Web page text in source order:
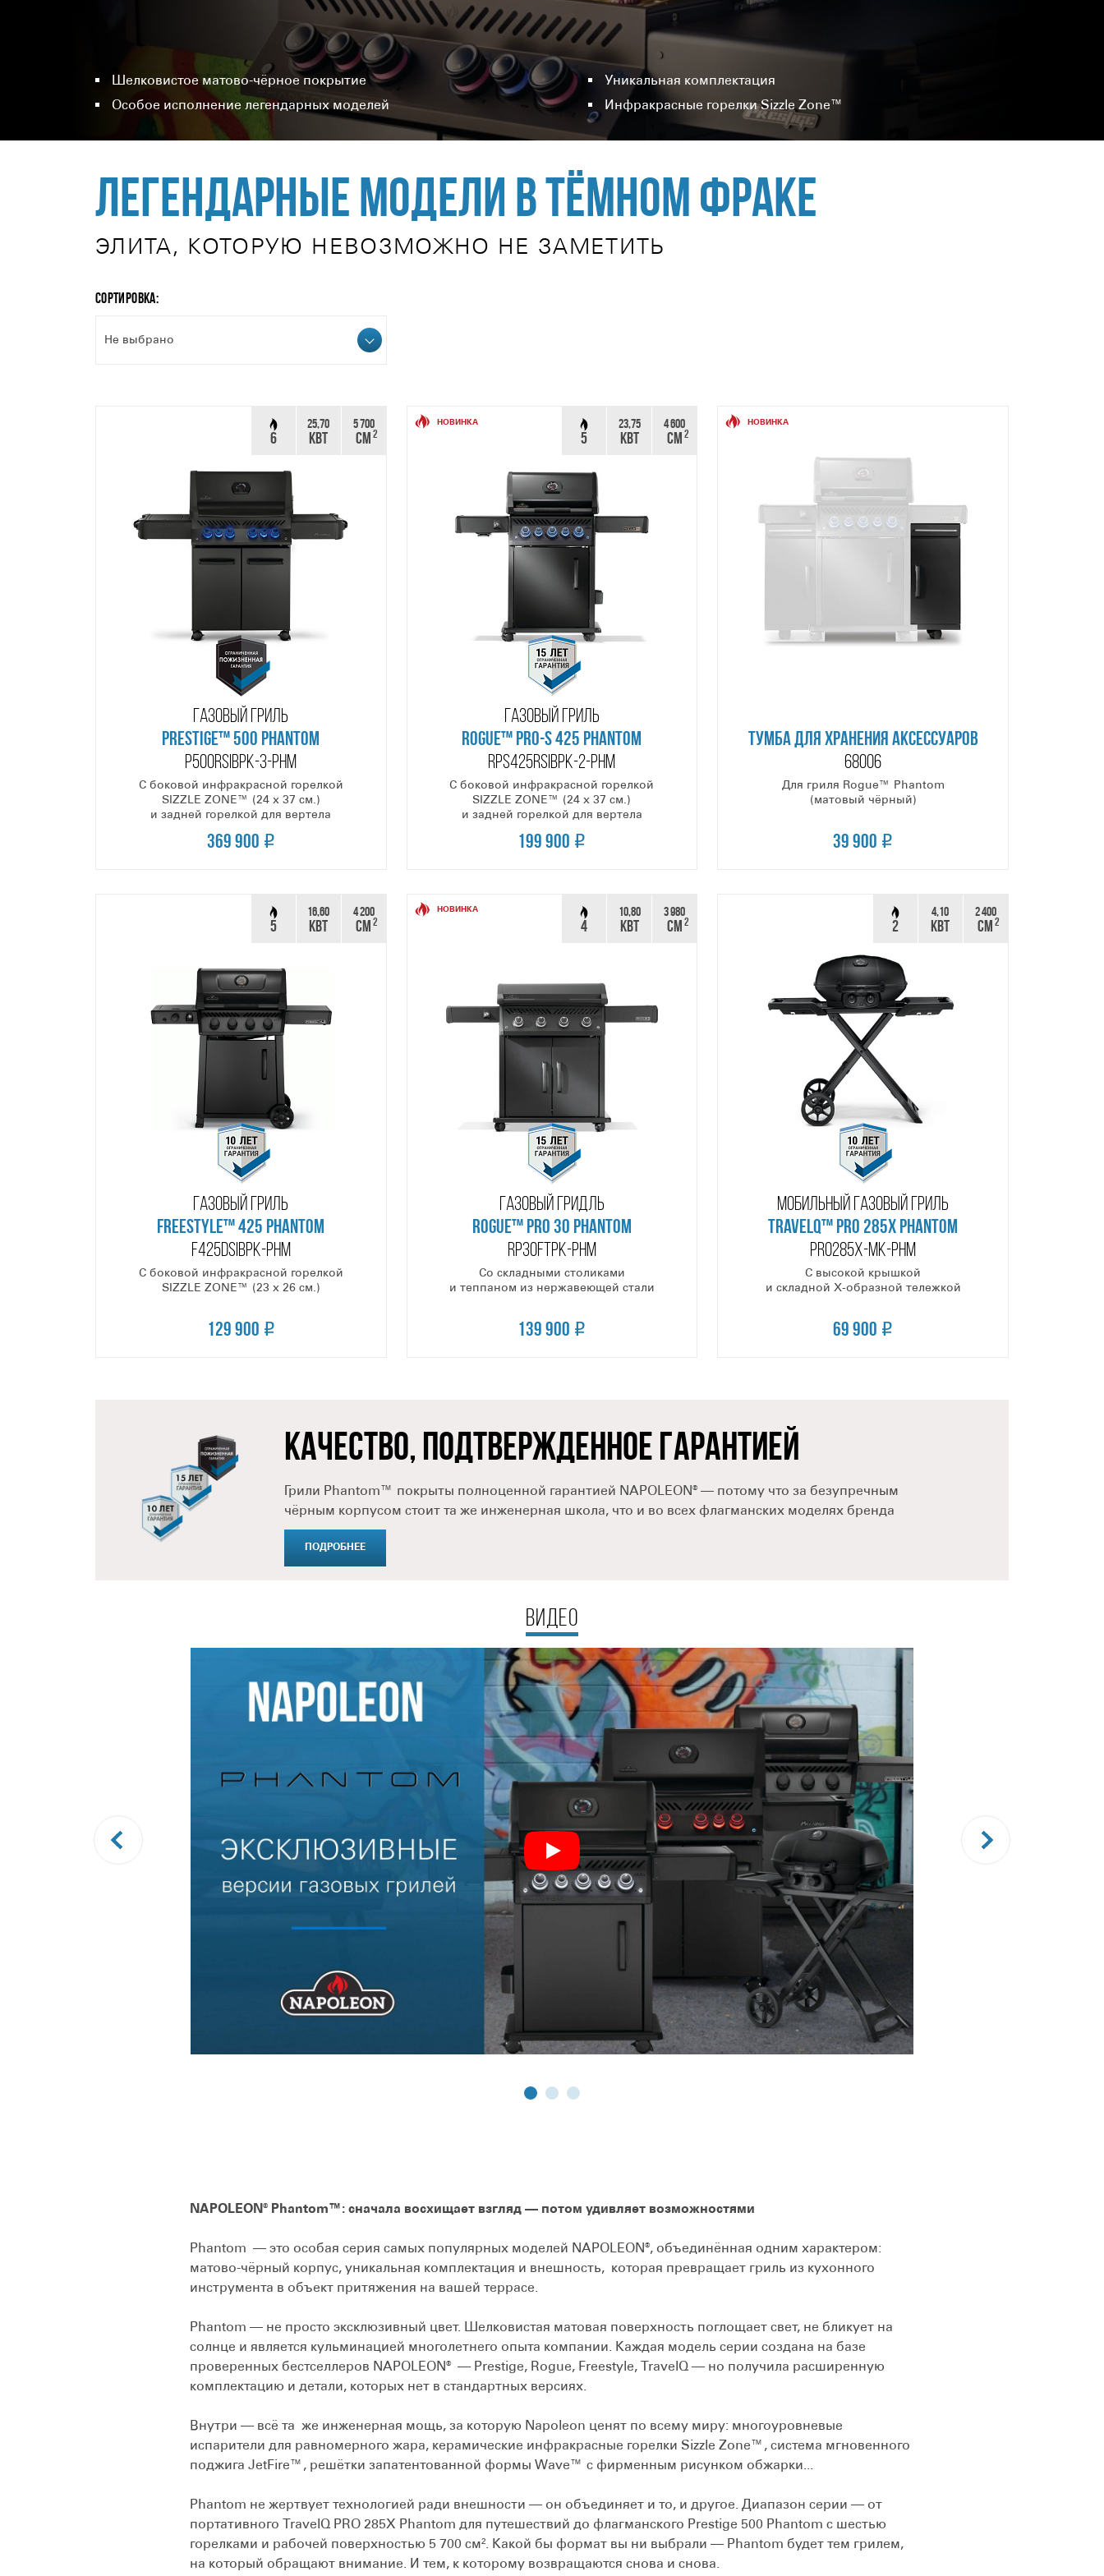
Шелковистое матово-чёрное покрытие
Уникальная комплектация
Особое исполнение легендарных моделей
Инфракрасные горелки Sizzle Zone™
Легендарные модели в тёмном фраке
ЭЛИТА, КОТОРУЮ НЕВОЗМОЖНО НЕ ЗАМЕТИТЬ
СОРТИРОВКА:
Не выбрано
ГАЗОВЫЙ ГРИЛЬ
PRESTIGE™ 500 PHANTOM
P500RSIBPK-3-PHM
С боковой инфракрасной горелкой
SIZZLE ZONE™ (24 х 37 см.)
и задней горелкой для вертела
369 900
6
25,70
КВТ
5 700
СМ 2
НОВИНКА
ГАЗОВЫЙ ГРИЛЬ
ROGUE™ PRO-S 425 PHANTOM
RPS425RSIBPK-2-PHM
С боковой инфракрасной горелкой
SIZZLE ZONE™ (24 х 37 см.)
и задней горелкой для вертела
199 900
5
23,75
КВТ
4 600
СМ 2
НОВИНКА
ТУМБА ДЛЯ ХРАНЕНИЯ АКСЕССУАРОВ
68006
Для гриля Rogue™ Phantom
(матовый чёрный)
39 900
ГАЗОВЫЙ ГРИЛЬ
FREESTYLE™ 425 PHANTOM
F425DSIBPK-PHM
С боковой инфракрасной горелкой
SIZZLE ZONE™ (23 х 26 см.)
129 900
5
16,60
КВТ
4 200
СМ 2
НОВИНКА
ГАЗОВЫЙ ГРИДЛЬ
ROGUE™ PRO 30 PHANTOM
RP30FTPK-PHM
Со складными столиками
и теппаном из нержавеющей стали
139 900
4
10,80
КВТ
3 980
СМ 2
МОБИЛЬНЫЙ ГАЗОВЫЙ ГРИЛЬ
TRAVELQ™ PRO 285X PHANTOM
PRO285X-MK-PHM
С высокой крышкой
и складной X-образной тележкой
69 900
2
4,10
КВТ
2 400
СМ 2
КАЧЕСТВО, ПОДТВЕРЖДЕННОЕ ГАРАНТИЕЙ
Грили Phantom™ покрыты полноценной гарантией NAPOLEON® — потому что за безупречным
чёрным корпусом стоит та же инженерная школа, что и во всех флагманских моделях бренда
ПОДРОБНЕЕ
ВИДЕО
NAPOLEON® Phantom™: сначала восхищает взгляд — потом удивляет возможностями
Phantom — это особая серия самых популярных моделей NAPOLEON®, объединённая одним характером:
матово-чёрный корпус, уникальная комплектация и внешность, которая превращает гриль из кухонного
инструмента в объект притяжения на вашей террасе.
Phantom — не просто эксклюзивный цвет. Шелковистая матовая поверхность поглощает свет, не бликует на
солнце и является кульминацией многолетнего опыта компании. Каждая модель серии создана на базе
проверенных бестселлеров NAPOLEON® — Prestige, Rogue, Freestyle, TravelQ — но получила расширенную
комплектацию и детали, которых нет в стандартных версиях.
Внутри — всё та же инженерная мощь, за которую Napoleon ценят по всему миру: многоуровневые
испарители для равномерного жара, керамические инфракрасные горелки Sizzle Zone™, система мгновенного
поджига JetFire™, решётки запатентованной формы Wave™ с фирменным рисунком обжарки...
Phantom не жертвует технологией ради внешности — он объединяет и то, и другое. Диапазон серии — от
портативного TravelQ PRO 285X Phantom для путешествий до флагманского Prestige 500 Phantom с шестью
горелками и рабочей поверхностью 5 700 см². Какой бы формат вы ни выбрали — Phantom будет тем грилем,
на который обращают внимание. И тем, к которому возвращаются снова и снова.